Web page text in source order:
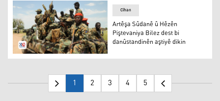
Hejmareke serbazên artêşa Sûdanê
Cîhan
Artêşa Sûdanê û Hêzên
Piştevaniya Bilez dest bi
danûstandinên aştiyê dikin
1 2 3 4 5